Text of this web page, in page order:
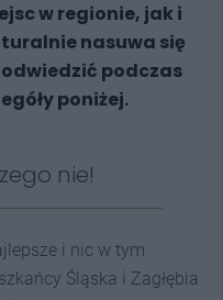
w regionie, jak i
nasuwa się
podczas
poniżej.
nie!
i nic w tym
Śląska i Zagłębia